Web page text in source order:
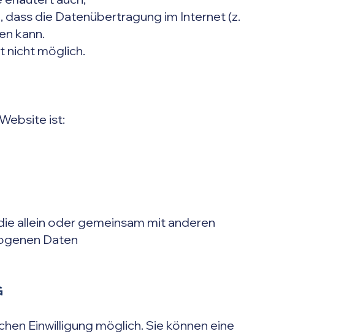
dass die Datenübertragung im Internet (z.
kann.
nicht möglich.
ist:
allein oder gemeinsam mit anderen
Daten
Einwilligung möglich. Sie können eine